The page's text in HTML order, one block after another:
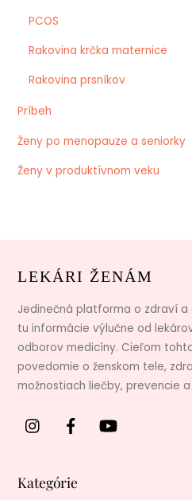
PCOS
Rakovina krčka maternice
Rakovina prsníkov
Príbeh
Ženy po menopauze a seniorky
Ženy v produktívnom veku
LEKÁRI ŽENÁM
Jedinečná platforma o zdraví a
tu informácie výlučne od
odborov medicíny. Cieľom
povedomie o ženskom tele,
možnostiach liečby, prevencie
Kategórie